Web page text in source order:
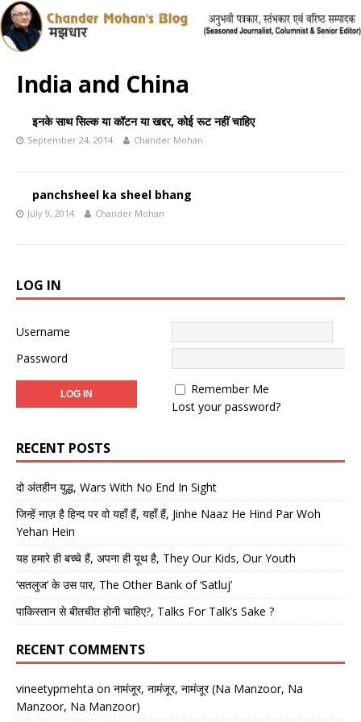
India and China
इनके साथ सिल्क या कॉटन या खद्दर, कोई रूट नहीं चाहिए
September 24, 2014 Chander Mohan
panchsheel ka sheel bhang
July 9, 2014 Chander Mohan
LOG IN
Username
Password
Remember Me
Lost your password?
RECENT POSTS
दो अंतहीन युद्ध, Wars With No End In Sight
जिन्हें नाज़ है हिन्द पर वो यहाँ हैं, यहाँ हैं, Jinhe Naaz He Hind Par Woh
Yehan Hein
यह हमारे ही बच्चे हैं, अपना ही यूथ है, They Our Kids, Our Youth
‘सतलुज’ के उस पार, The Other Bank of ‘Satluj’
पाकिस्तान से बीतचीत होनी चाहिए?, Talks For Talk’s Sake ?
RECENT COMMENTS
vineetypmehta on नामंजूर, नामंजूर, नामंजूर (Na Manzoor, Na
Manzoor, Na Manzoor)